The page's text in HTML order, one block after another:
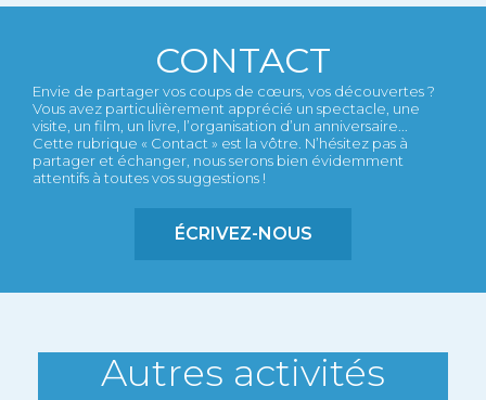
CONTACT
Envie de partager vos coups de cœurs, vos découvertes ?
Vous avez particulièrement apprécié un spectacle, une
visite, un film, un livre, l’organisation d’un anniversaire...
Cette rubrique « Contact » est la vôtre. N’hésitez pas à
partager et échanger, nous serons bien évidemment
attentifs à toutes vos suggestions !
ÉCRIVEZ-NOUS
Autres activités